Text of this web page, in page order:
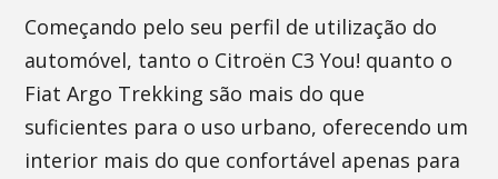
Começando pelo seu perfil de utilização do
automóvel, tanto o Citroën C3 You! quanto o
Fiat Argo Trekking são mais do que
suficientes para o uso urbano, oferecendo um
interior mais do que confortável apenas para